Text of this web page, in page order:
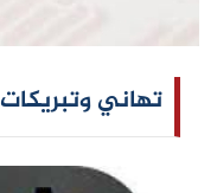
تهاني وتبريكات